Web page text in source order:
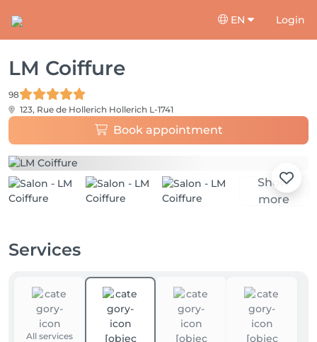
EN Login
LM Coiffure
98
123, Rue de Hollerich Hollerich L-1741
Book appointment
Show
more
Services
All services